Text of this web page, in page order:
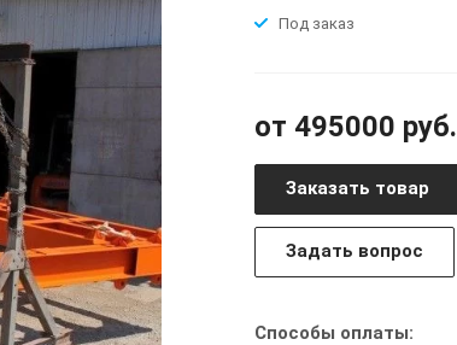
Под заказ
от 495000 руб.
Заказать товар
Задать вопрос
Способы оплаты: